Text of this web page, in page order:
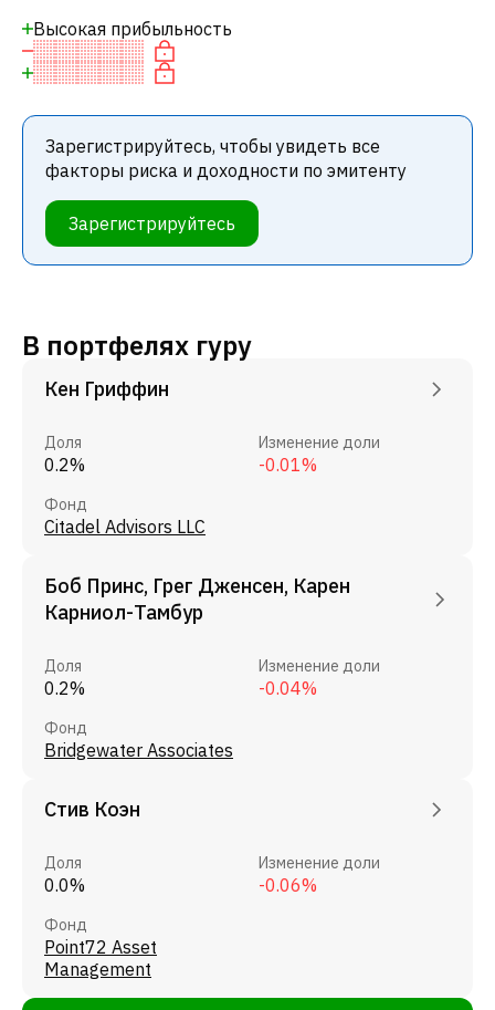
Высокая прибыльность
Зарегистрируйтесь, чтобы увидеть все
факторы риска и доходности по эмитенту
Зарегистрируйтесь
В портфелях гуру
Кен Гриффин
Доля
0.2%
Изменение доли
-0.01%
Фонд
Citadel Advisors LLC
Боб Принс, Грег Дженсен, Карен
Карниол-Тамбур
Доля
0.2%
Изменение доли
-0.04%
Фонд
Bridgewater Associates
Стив Коэн
Доля
0.0%
Изменение доли
-0.06%
Фонд
Point72 Asset
Management